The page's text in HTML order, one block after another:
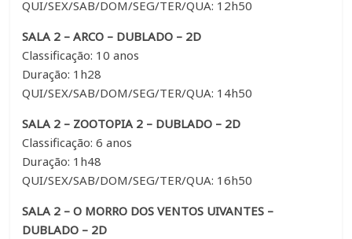
QUI/SEX/SAB/DOM/SEG/TER/QUA: 12h50
SALA 2 – ARCO – DUBLADO – 2D
Classificação: 10 anos
Duração: 1h28
QUI/SEX/SAB/DOM/SEG/TER/QUA: 14h50
SALA 2 – ZOOTOPIA 2 – DUBLADO – 2D
Classificação: 6 anos
Duração: 1h48
QUI/SEX/SAB/DOM/SEG/TER/QUA: 16h50
SALA 2 – O MORRO DOS VENTOS UIVANTES –
DUBLADO – 2D